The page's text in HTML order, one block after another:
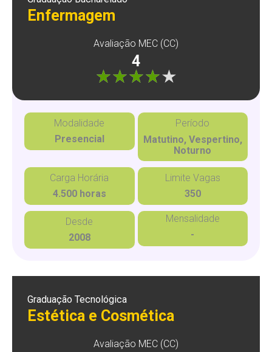
Enfermagem
Avaliação MEC (CC)
4
Modalidade
Presencial
Período
Matutino, Vespertino,
Noturno
Carga Horária
4.500 horas
Limite Vagas
350
Desde
2008
Mensalidade
-
Graduação Tecnológica
Estética e Cosmética
Avaliação MEC (CC)